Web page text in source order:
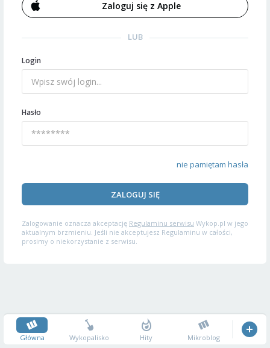
Zaloguj się z Apple
LUB
Login
Hasło
nie pamiętam hasła
ZALOGUJ SIĘ
Zalogowanie oznacza akceptację Regulaminu serwisu Wykop.pl w jego
aktualnym brzmieniu. Jeśli nie akceptujesz Regulaminu w całości,
prosimy o niekorzystanie z serwisu.
Główna Wykopalisko Hity Mikroblog